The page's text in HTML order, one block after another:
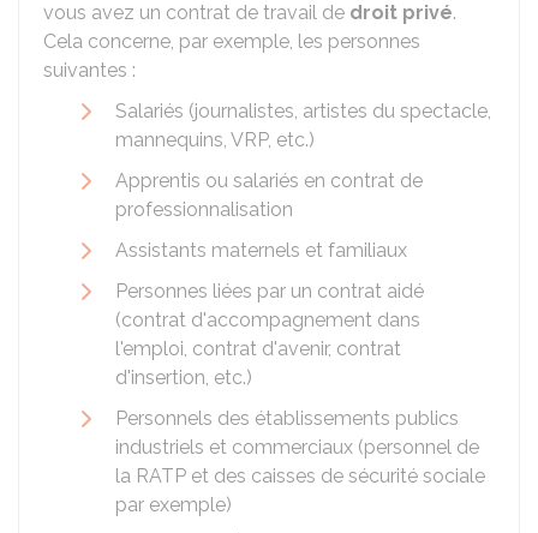
vous avez un contrat de travail de droit privé.
Cela concerne, par exemple, les personnes
suivantes :
Salariés (journalistes, artistes du spectacle,
mannequins, VRP, etc.)
Apprentis ou salariés en contrat de
professionnalisation
Assistants maternels et familiaux
Personnes liées par un contrat aidé
(contrat d'accompagnement dans
l'emploi, contrat d'avenir, contrat
d'insertion, etc.)
Personnels des établissements publics
industriels et commerciaux (personnel de
la RATP et des caisses de sécurité sociale
par exemple)